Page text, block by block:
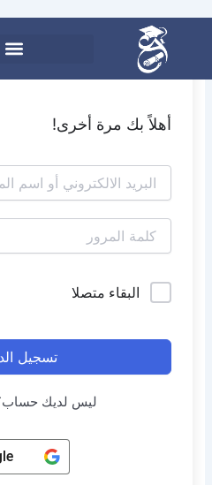
المحتوى
أهلاً بك مرة أخرى!
البقاء متصلا
تسجيل
ليس لديك